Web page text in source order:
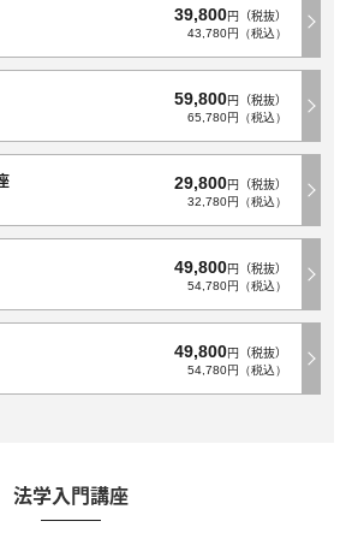
39,800円（税抜）
43,780円（税込）
59,800円（税抜）
65,780円（税込）
29,800円（税抜）
32,780円（税込）
49,800円（税抜）
54,780円（税込）
49,800円（税抜）
54,780円（税込）
法学入門講座